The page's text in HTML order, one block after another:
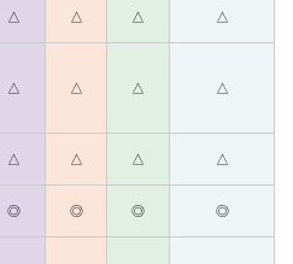
△ △ △ △
△ △ △ △
△ △ △ △
◎ ◎ ◎ ◎